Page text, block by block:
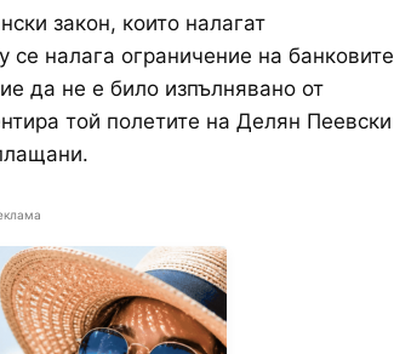
закон, които налагат
налага ограничение на банковите
да не е било изпълнявано от
той полетите на Делян Пеевски